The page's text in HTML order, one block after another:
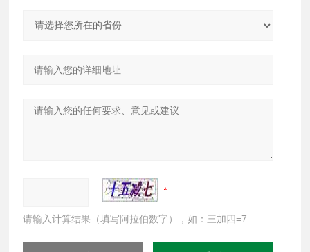
请输入计算结果（填写阿拉伯数字），如：三加四=7